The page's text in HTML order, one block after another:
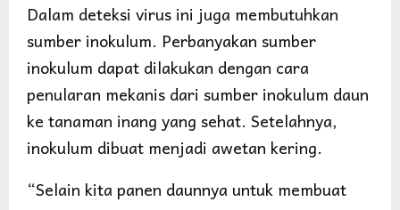
Dalam deteksi virus ini juga membutuhkan
sumber inokulum. Perbanyakan sumber
inokulum dapat dilakukan dengan cara
penularan mekanis dari sumber inokulum daun
ke tanaman inang yang sehat. Setelahnya,
inokulum dibuat menjadi awetan kering.
“Selain kita panen daunnya untuk membuat